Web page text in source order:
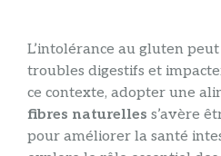
L’intolérance au gluten
troubles digestifs et
ce contexte, adopter une
fibres naturelles s’avère
pour améliorer la santé